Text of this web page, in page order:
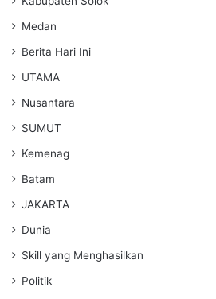
Medan
Berita Hari Ini
UTAMA
Nusantara
SUMUT
Kemenag
Batam
JAKARTA
Dunia
Skill yang Menghasilkan
Politik